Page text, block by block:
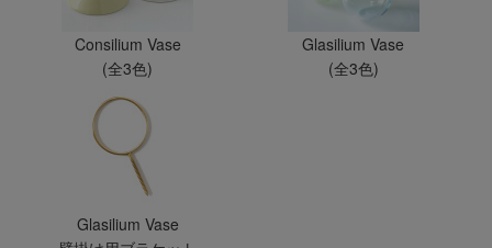
Consilium Vase
(全3色)
Glasilium Vase
(全3色)
Glasilium Vase